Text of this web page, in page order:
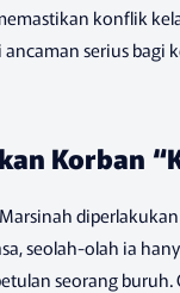
konflik
serius bagi
Korban
seolah-olah ia
seorang buruh.